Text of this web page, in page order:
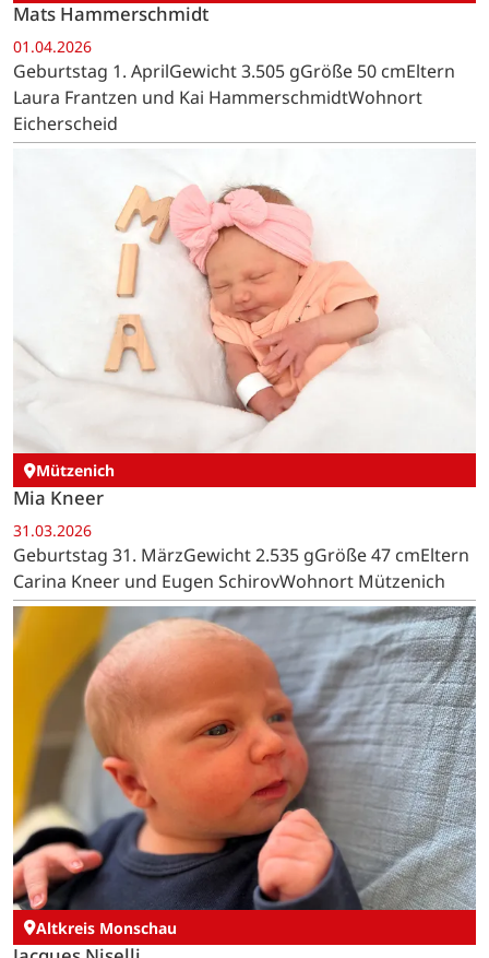
Mats Hammerschmidt
01.04.2026
Geburtstag 1. AprilGewicht 3.505 gGröße 50 cmEltern
Laura Frantzen und Kai HammerschmidtWohnort
Eicherscheid
Mützenich
Mia Kneer
31.03.2026
Geburtstag 31. MärzGewicht 2.535 gGröße 47 cmEltern
Carina Kneer und Eugen SchirovWohnort Mützenich
Altkreis Monschau